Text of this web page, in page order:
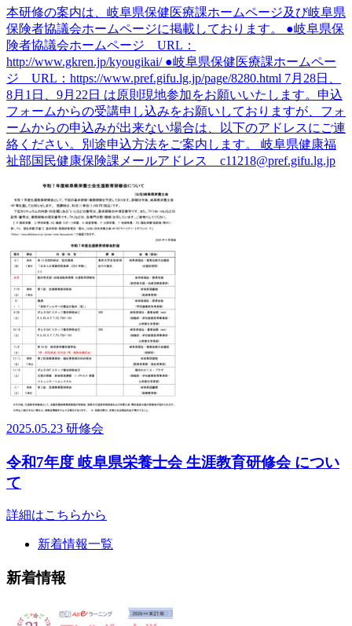
本研修の案内は、岐阜県保健医療課ホームページ及び岐阜県
保険者協議会ホームページに掲載しております。 ●岐阜県保
険者協議会ホームページ URL：
http://www.gkren.jp/kyougikai/ ●岐阜県保健医療課ホームペー
ジ URL：https://www.pref.gifu.lg.jp/page/8280.html 7月28日、
8月1日、9月22日 は原則現地参加をお願いいたします。申込
フォームからの受講申し込みをお願いしておりますが、フォ
ームからの申込みが出来ない場合は、以下のアドレスにご連
絡ください。別途申込方法をご案内します。 岐阜県健康福
祉部国民健康保険課メールアドレス c11218@pref.gifu.lg.jp
2025.05.23 研修会
令和7年度 岐阜県栄養士会 生涯教育研修会 につい
て
詳細はこちらから
新着情報一覧
新着情報